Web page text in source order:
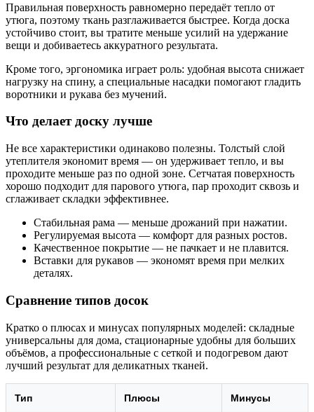
Правильная поверхность равномерно передаёт тепло от
утюга, поэтому ткань разглаживается быстрее. Когда доска
устойчиво стоит, вы тратите меньше усилий на удержание
вещи и добиваетесь аккуратного результата.
Кроме того, эргономика играет роль: удобная высота снижает
нагрузку на спину, а специальные насадки помогают гладить
воротники и рукава без мучений.
Что делает доску лучше
Не все характеристики одинаково полезны. Толстый слой
утеплителя экономит время — он удерживает тепло, и вы
проходите меньше раз по одной зоне. Сетчатая поверхность
хорошо подходит для парового утюга, пар проходит сквозь и
сглаживает складки эффективнее.
Стабильная рама — меньше дрожаний при нажатии.
Регулируемая высота — комфорт для разных ростов.
Качественное покрытие — не пачкает и не плавится.
Вставки для рукавов — экономят время при мелких
деталях.
Сравнение типов досок
Кратко о плюсах и минусах популярных моделей: складные
универсальны для дома, стационарные удобны для больших
объёмов, а профессиональные с сеткой и подогревом дают
лучший результат для деликатных тканей.
Тип Плюсы Минусы